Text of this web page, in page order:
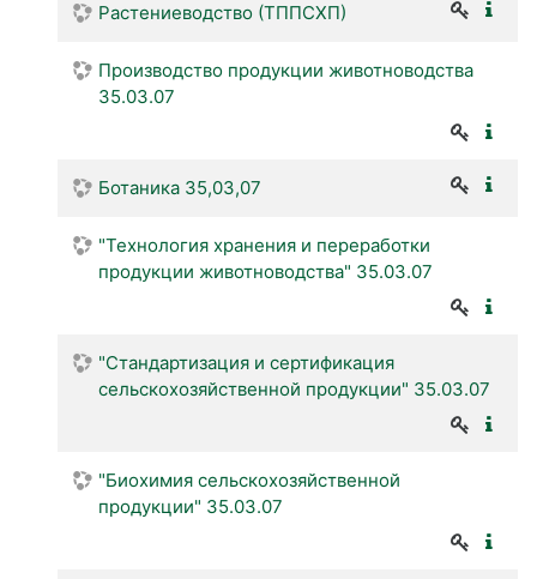
Растениеводство (ТППСХП)
Производство продукции животноводства
35.03.07
Ботаника 35,03,07
"Технология хранения и переработки
продукции животноводства" 35.03.07
"Стандартизация и сертификация
сельскохозяйственной продукции" 35.03.07
"Биохимия сельскохозяйственной
продукции" 35.03.07